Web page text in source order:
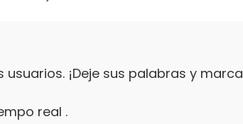
¡Deje sus palabras y marca
real .